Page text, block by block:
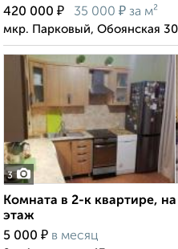
420 000 ₽ 35 000 ₽ за м²
мкр. Парковый, Обоянская 30
3
Комната в 2-к квартире,
этаж
5 000 ₽ в месяц